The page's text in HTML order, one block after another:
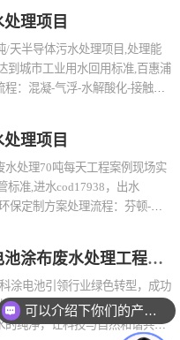
理项目
/天半导体污水处理项目,处理能
到城市工业用水回用标准,百惠浦
：混凝-气浮-水解酸化-接触氧
理项目
水处理70吨每天工程案例现场实
标准,进水cod17938，出水
保定制方案处理流程：芬顿-混
涂布废水处理工程案
涂电池引领行业绿色转型，成功
理工程。从源头到终端，我们用
的纯净，让科技与自然和谐共
可以介绍下你们的产品么？
你们是怎么收费的呢？